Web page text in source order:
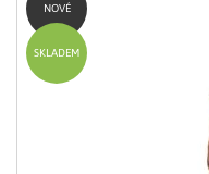
NOVÉ
SKLADEM